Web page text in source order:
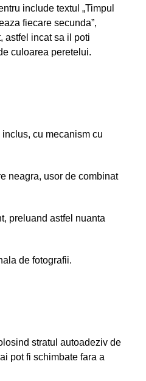
include textul „Timpul
fiecare secunda”,
astfel incat sa il poti
culoarea peretelui.
cu mecanism cu
neagra, usor de combinat
preluand astfel nuanta
de fotografii.
stratul autoadeziv de
pot fi schimbate fara a